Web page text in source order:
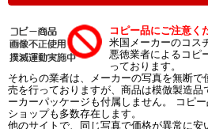
コピー品にご注意く
米国メーカーのコス
悪徳業者によるコピ
っております。
それらの業者は、メーカーの写真を無断
売を行っておりますが、商品は模倣製造品
ーカーパッケージも付属しません。 コピ
ショップも多数存在します。
他のサイトで、同じ写真で価格が異常に安